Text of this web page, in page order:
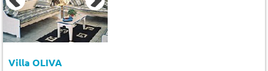
Villa OLIVA